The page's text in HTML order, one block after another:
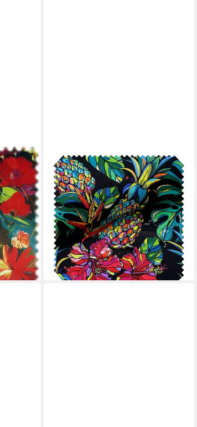
cm
bei dir
NOVELY®
Stoff OXFORD 210D D213
Tropical Art Night Printstoff
Outdoor, Wasserabweisend,
Outdoor, Meterware, 1lfm
7,99 €
(7,99 €/ 1 m)
lieferbar - in 3-4 Werktagen bei dir